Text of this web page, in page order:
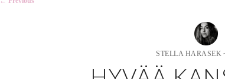
STELLA HARASEK